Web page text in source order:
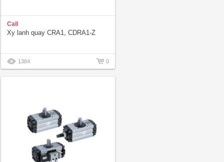
Call
Xy lanh quay CRA1, CDRA1-Z
1384 0